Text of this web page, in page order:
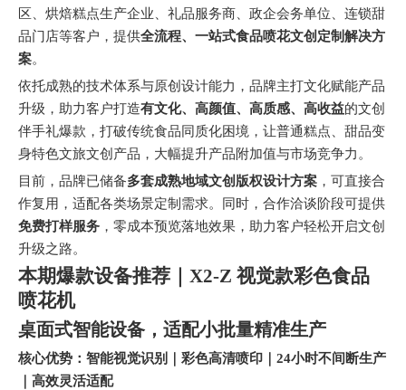
区、烘焙糕点生产企业、礼品服务商、政企会务单位、连锁甜
品门店等客户，提供全流程、一站式食品喷花文创定制解决方
案。
依托成熟的技术体系与原创设计能力，品牌主打文化赋能产品
升级，助力客户打造有文化、高颜值、高质感、高收益的文创
伴手礼爆款，打破传统食品同质化困境，让普通糕点、甜品变
身特色文旅文创产品，大幅提升产品附加值与市场竞争力。
目前，品牌已储备多套成熟地域文创版权设计方案 ，可直接合
作复用，适配各类场景定制需求。同时，合作洽谈阶段可提供
免费打样服务 ，零成本预览落地效果，助力客户轻松开启文创
升级之路。
本期爆款设备推荐｜X2-Z 视觉款彩色食品
喷花机
桌面式智能设备，适配小批量精准生产
核心优势：智能视觉识别｜彩色高清喷印｜24小时不间断生产
｜高效灵活适配